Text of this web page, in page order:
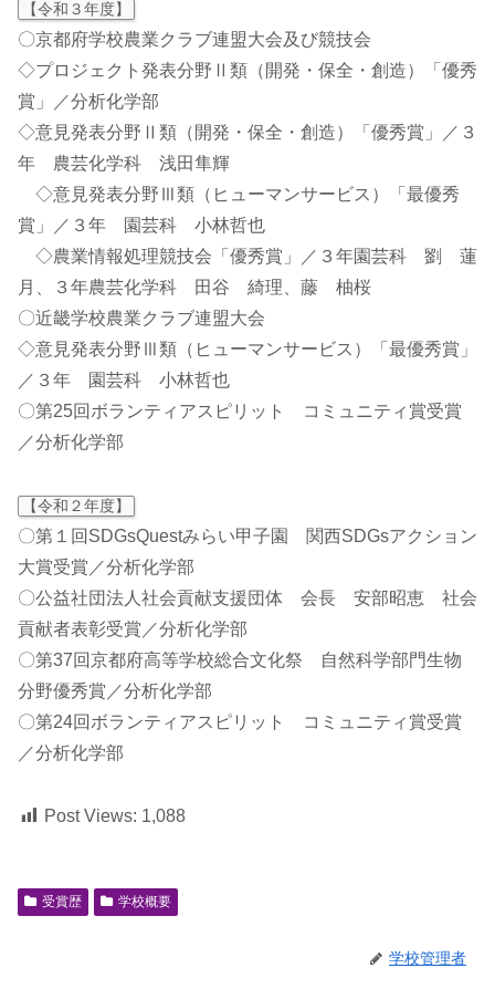
【令和３年度】
〇京都府学校農業クラブ連盟大会及び競技会
◇プロジェクト発表分野Ⅱ類（開発・保全・創造）「優秀
賞」／分析化学部
◇意見発表分野Ⅱ類（開発・保全・創造）「優秀賞」／３
年 農芸化学科 浅田隼輝
◇意見発表分野Ⅲ類（ヒューマンサービス）「最優秀
賞」／３年 園芸科 小林哲也
◇農業情報処理競技会「優秀賞」／３年園芸科 劉 蓮
月、３年農芸化学科 田谷 綺理、藤 柚桜
〇近畿学校農業クラブ連盟大会
◇意見発表分野Ⅲ類（ヒューマンサービス）「最優秀賞」
／３年 園芸科 小林哲也
〇第25回ボランティアスピリット コミュニティ賞受賞
／分析化学部
【令和２年度】
〇第１回SDGsQuestみらい甲子園 関西SDGsアクション
大賞受賞／分析化学部
〇公益社団法人社会貢献支援団体 会長 安部昭恵 社会
貢献者表彰受賞／分析化学部
〇第37回京都府高等学校総合文化祭 自然科学部門生物
分野優秀賞／分析化学部
〇第24回ボランティアスピリット コミュニティ賞受賞
／分析化学部
Post Views: 1,088
受賞歴 学校概要
学校管理者